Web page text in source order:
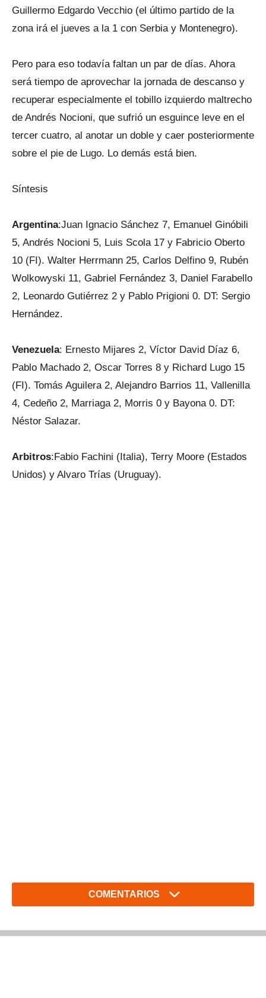
Guillermo Edgardo Vecchio (el último partido de la
zona irá el jueves a la 1 con Serbia y Montenegro).
Pero para eso todavía faltan un par de días. Ahora
será tiempo de aprovechar la jornada de descanso y
recuperar especialmente el tobillo izquierdo maltrecho
de Andrés Nocioni, que sufrió un esguince leve en el
tercer cuatro, al anotar un doble y caer posteriormente
sobre el pie de Lugo. Lo demás está bien.
Síntesis
Argentina:Juan Ignacio Sánchez 7, Emanuel Ginóbili
5, Andrés Nocioni 5, Luis Scola 17 y Fabricio Oberto
10 (FI). Walter Herrmann 25, Carlos Delfino 9, Rubén
Wolkowyski 11, Gabriel Fernández 3, Daniel Farabello
2, Leonardo Gutiérrez 2 y Pablo Prigioni 0. DT: Sergio
Hernández.
Venezuela: Ernesto Mijares 2, Víctor David Díaz 6,
Pablo Machado 2, Oscar Torres 8 y Richard Lugo 15
(FI). Tomás Aguilera 2, Alejandro Barrios 11, Vallenilla
4, Cedeño 2, Marriaga 2, Morris 0 y Bayona 0. DT:
Néstor Salazar.
Arbitros:Fabio Fachini (Italia), Terry Moore (Estados
Unidos) y Alvaro Trías (Uruguay).
COMENTARIOS